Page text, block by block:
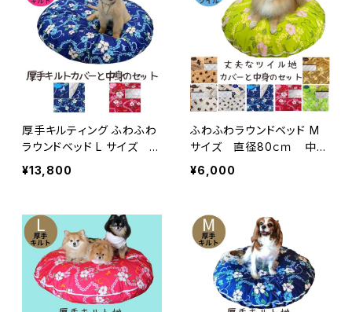
厚手キルティング ふわふわ
ラウンドベッド L サイズ 中
身とカバーのセット 直径11
0ｃｍ
¥13,800
ふわふわラウンドベッド M
サイズ 直径80ｃｍ 中身
とカバーのセット
¥6,000